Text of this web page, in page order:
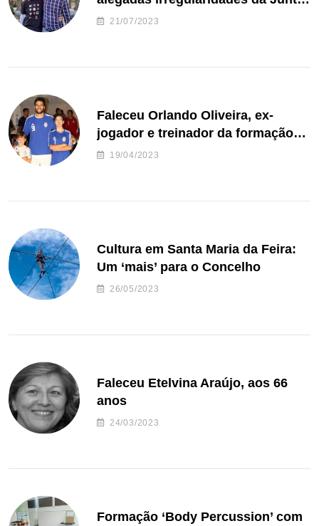
de Freguesia S. João de Ver
21/07/2023
Faleceu Orlando Oliveira, ex-
jogador e treinador da formação
de andebol do Feirense
19/04/2023
Cultura em Santa Maria da Feira:
Um ‘mais’ para o Concelho
26/05/2023
Faleceu Etelvina Araújo, aos 66
anos
24/03/2023
Formação ‘Body Percussion’ com